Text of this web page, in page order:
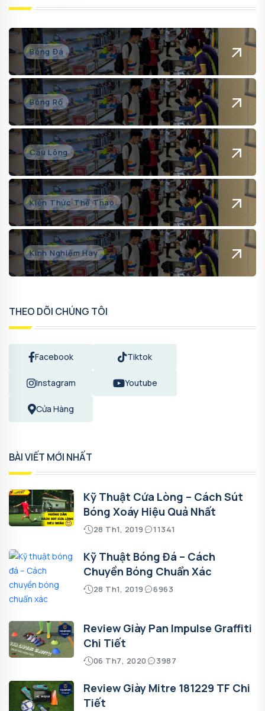
Bóng Đá
Bóng Rổ
Cầu Lông
Kiến Thức Thể Thao
Kinh Nghiệm Hay
THEO DÕI CHÚNG TÔI
Facebook Tiktok
Instagram Youtube
Cửa Hàng
BÀI VIẾT MỚI NHẤT
Kỹ Thuật Cứa Lòng – Cách Sút
Bóng Xoáy Hiệu Quả Nhất
28 Th1, 2019 11341
Kỹ Thuật Bóng Đá – Cách
Chuyền Bóng Chuẩn Xác
28 Th1, 2019 6963
Review Giày Pan Impulse Graffiti
Chi Tiết
06 Th7, 2020 3987
Review Giày Mitre 181229 TF Chi
Tiết